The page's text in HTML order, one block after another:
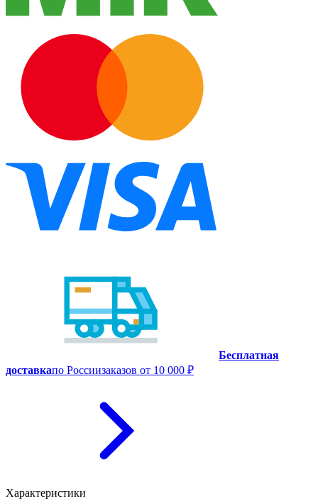
Бесплатная
доставкапо Россиизаказов от 10 000 ₽
Характеристики